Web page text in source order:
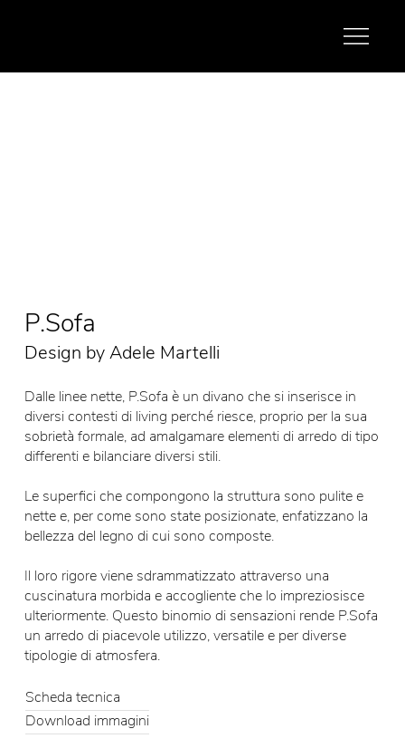
P.Sofa
Design by Adele Martelli
Dalle linee nette, P.Sofa è un divano che si inserisce in
diversi contesti di living perché riesce, proprio per la sua
sobrietà formale, ad amalgamare elementi di arredo di tipo
differenti e bilanciare diversi stili.
Le superfici che compongono la struttura sono pulite e
nette e, per come sono state posizionate, enfatizzano la
bellezza del legno di cui sono composte.
Il loro rigore viene sdrammatizzato attraverso una
cuscinatura morbida e accogliente che lo impreziosisce
ulteriormente. Questo binomio di sensazioni rende P.Sofa
un arredo di piacevole utilizzo, versatile e per diverse
tipologie di atmosfera.
Scheda tecnica
Download immagini